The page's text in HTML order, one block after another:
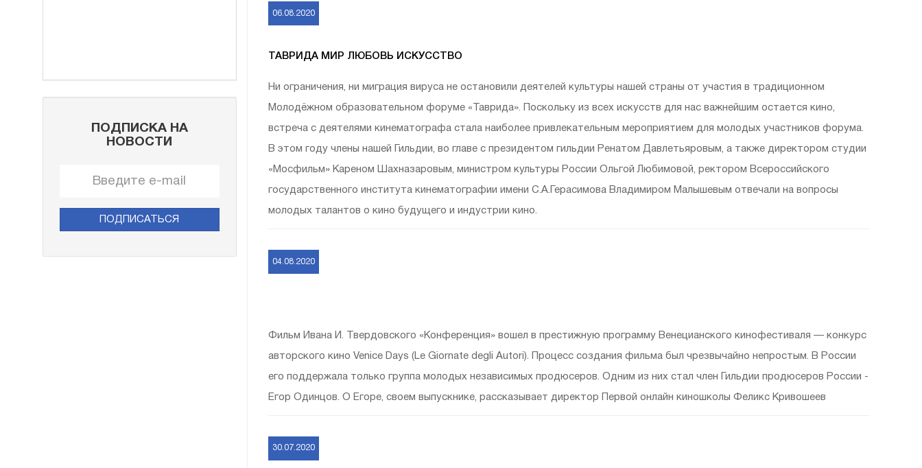
ПОДПИСКА НА
НОВОСТИ
ПОДПИСАТЬСЯ
06.08.2020
ТАВРИДА МИР ЛЮБОВЬ ИСКУССТВО
Ни ограничения, ни миграция вируса не остановили деятелей культуры нашей страны от участия в традиционном
Молодёжном образовательном форуме «Таврида». Поскольку из всех искусств для нас важнейшим остается кино,
встреча с деятелями кинематографа стала наиболее привлекательным мероприятием для молодых участников форума.
В этом году члены нашей Гильдии, во главе с президентом гильдии Ренатом Давлетьяровым, а также директором студии
«Мосфильм» Кареном Шахназаровым, министром культуры России Ольгой Любимовой, ректором Всероссийского
государственного института кинематографии имени С.А.Герасимова Владимиром Малышевым отвечали на вопросы
молодых талантов о кино будущего и индустрии кино.
04.08.2020
Фильм Ивана И. Твердовского «Конференция» вошел в престижную программу Венецианского кинофестиваля — конкурс
авторского кино Venice Days (Le Giornate degli Autori). Процесс создания фильма был чрезвычайно непростым. В России
его поддержала только группа молодых независимых продюсеров. Одним из них стал член Гильдии продюсеров России -
Егор Одинцов. О Егоре, своем выпускнике, рассказывает директор Первой онлайн киношколы Феликс Кривошеев
30.07.2020